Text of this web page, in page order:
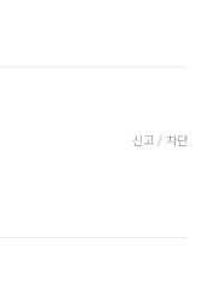
신고 / 차단